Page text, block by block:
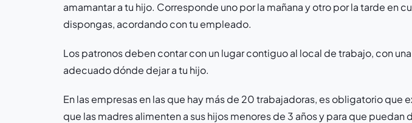
amamantar a tu hijo. Corresponde uno por la mañana y otro por la tarde en
dispongas, acordando con tu empleado.
Los patronos deben contar con un lugar contiguo al local de trabajo, con
adecuado dónde dejar a tu hijo.
En las empresas en las que hay más de 20 trabajadoras, es obligatorio que
que las madres alimenten a sus hijos menores de 3 años y para que puedan